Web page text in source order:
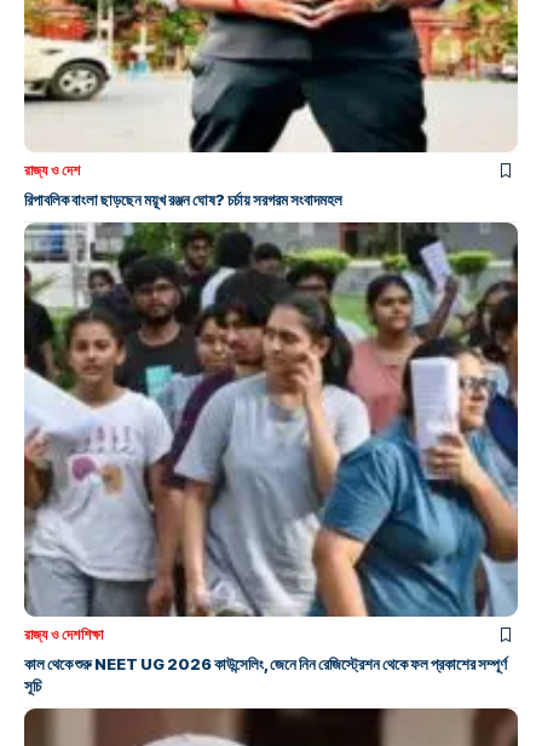
রাজ্য ও দেশ
রিপাবলিক বাংলা ছাড়ছেন ময়ূখ রঞ্জন ঘোষ? চর্চায় সরগরম সংবাদমহল
রাজ্য ও দেশশিক্ষা
কাল থেকে শুরু NEET UG 2026 কাউন্সেলিং, জেনে নিন রেজিস্ট্রেশন থেকে ফল প্রকাশের সম্পূর্ণ
সূচি